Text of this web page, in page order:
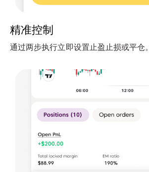
精准控制
通过两步执行立即设置止盈止损或平仓。